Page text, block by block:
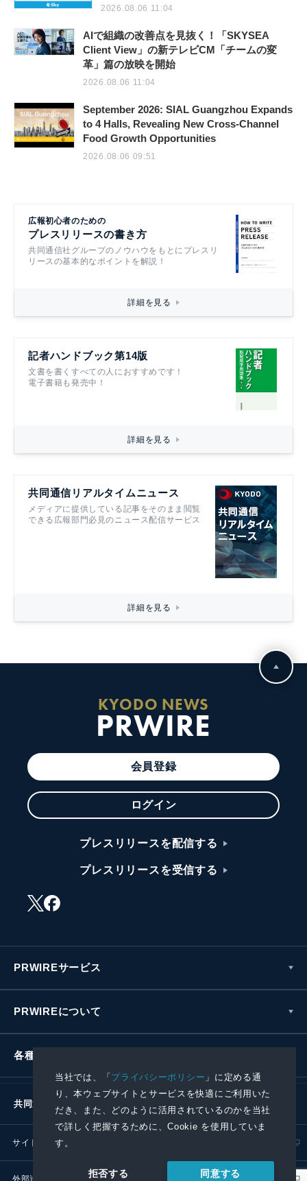
当社では、「プライバシーポリシー 」に定める通
り、本ウェブサイトとサービスを快適にご利用いた
だき、また、どのように活用されているのかを当社
で詳しく把握するために、Cookie を使用していま
す。
拒否する 同意する
2026.08.06 11:04
AIで組織の改善点を見抜く！「SKYSEA
Client View」の新テレビCM「チームの変
革」篇の放映を開始
2026.08.06 11:04
September 2026: SIAL Guangzhou Expands
to 4 Halls, Revealing New Cross-Channel
Food Growth Opportunities
2026.08.06 09:51
広報初心者のための
プレスリリースの書き方
共同通信社グループのノウハウをもとにプレスリ
リースの基本的なポイントを解説！
詳細を見る
記者ハンドブック第14版
文書を書くすべての人におすすめです！
電子書籍も発売中！
詳細を見る
共同通信リアルタイムニュース
メディアに提供している記事をそのまま閲覧
できる広報部門必見のニュース配信サービス
詳細を見る
KYODO NEWS
PRWIRE
会員登録
ログイン
プレスリリースを配信する
プレスリリースを受信する
PRWIREサービス
PRWIREについて
各種お問い合わせ
共同通信社グループ
サイトポリシー
外部送信ポリシー プレスリリース取扱基準